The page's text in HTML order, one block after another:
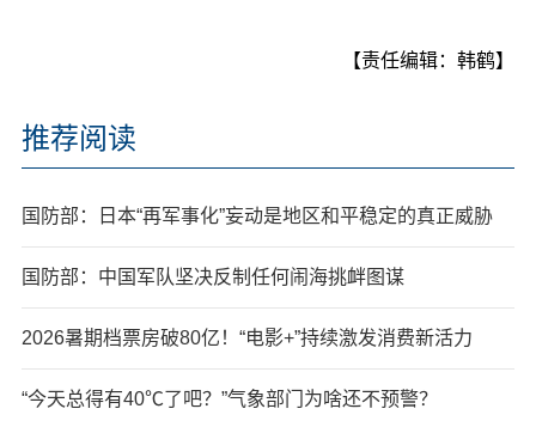
【责任编辑：韩鹤】
推荐阅读
国防部：日本“再军事化”妄动是地区和平稳定的真正威胁
国防部：中国军队坚决反制任何闹海挑衅图谋
2026暑期档票房破80亿！“电影+”持续激发消费新活力
“今天总得有40℃了吧？”气象部门为啥还不预警？